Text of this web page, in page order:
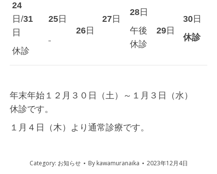
24
日/31
日
休診
25 日
26 日
27 日
28 日
午後
休診
29 日
30 日
休診
年末年始１２月３０日（土）～１月３日（水）
休診です。
１月４日（木）より通常診療です。
Category: お知らせ By kawamuranaika 2023年12月4日